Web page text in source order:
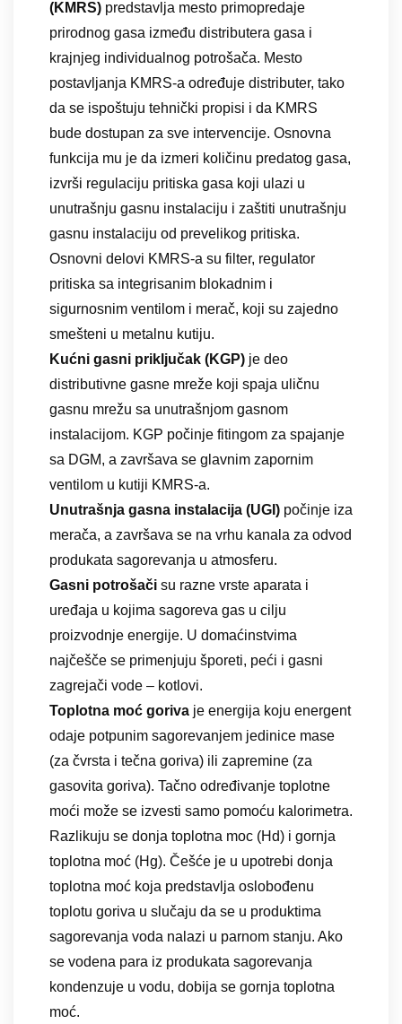
(KMRS) predstavlja mesto primopredaje
prirodnog gasa između distributera gasa i
krajnjeg individualnog potrošača. Mesto
postavljanja KMRS-a određuje distributer, tako
da se ispoštuju tehnički propisi i da KMRS
bude dostupan za sve intervencije. Osnovna
funkcija mu je da izmeri količinu predatog gasa,
izvrši regulaciju pritiska gasa koji ulazi u
unutrašnju gasnu instalaciju i zaštiti unutrašnju
gasnu instalaciju od prevelikog pritiska.
Osnovni delovi KMRS-a su filter, regulator
pritiska sa integrisanim blokadnim i
sigurnosnim ventilom i merač, koji su zajedno
smešteni u metalnu kutiju.
Kućni gasni priključak (KGP) je deo
distributivne gasne mreže koji spaja uličnu
gasnu mrežu sa unutrašnjom gasnom
instalacijom. KGP počinje fitingom za spajanje
sa DGM, a završava se glavnim zapornim
ventilom u kutiji KMRS-a.
Unutrašnja gasna instalacija (UGI) počinje iza
merača, a završava se na vrhu kanala za odvod
produkata sagorevanja u atmosferu.
Gasni potrošači su razne vrste aparata i
uređaja u kojima sagoreva gas u cilju
proizvodnje energije. U domaćinstvima
najčešče se primenjuju šporeti, peći i gasni
zagrejači vode – kotlovi.
Toplotna moć goriva je energija koju energent
odaje potpunim sagorevanjem jedinice mase
(za čvrsta i tečna goriva) ili zapremine (za
gasovita goriva). Tačno određivanje toplotne
moći može se izvesti samo pomoću kalorimetra.
Razlikuju se donja toplotna moc (Hd) i gornja
toplotna moć (Hg). Češće je u upotrebi donja
toplotna moć koja predstavlja oslobođenu
toplotu goriva u slučaju da se u produktima
sagorevanja voda nalazi u parnom stanju. Ako
se vodena para iz produkata sagorevanja
kondenzuje u vodu, dobija se gornja toplotna
moć.